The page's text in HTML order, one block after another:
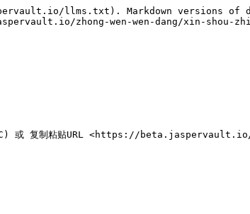
llms.txt). Markdown versions of
zhong-wen-wen-dang/xin-shou-
复制粘贴URL <https://beta.jaspervault.io/